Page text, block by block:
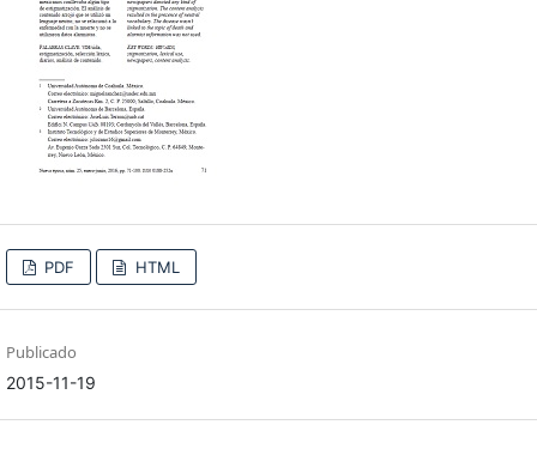
PDF HTML
Publicado
2015-11-19